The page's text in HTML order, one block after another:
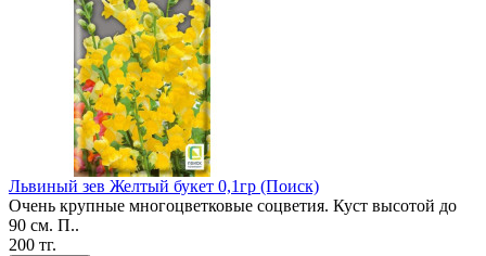
Львиный зев Желтый букет 0,1гр (Поиск)
Очень крупные многоцветковые соцветия. Куст высотой до
90 см. П..
200 тг.